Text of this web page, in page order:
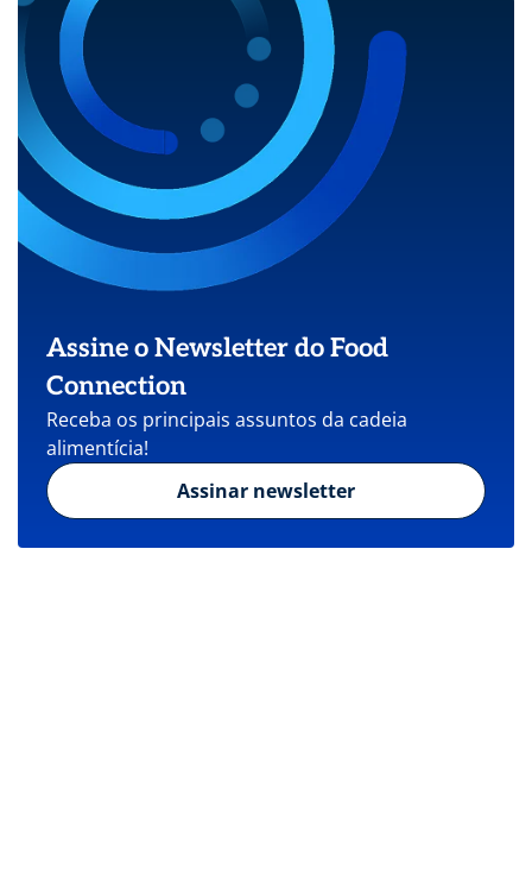
Assine o Newsletter do Food
Connection
Receba os principais assuntos da cadeia
alimentícia!
Assinar newsletter